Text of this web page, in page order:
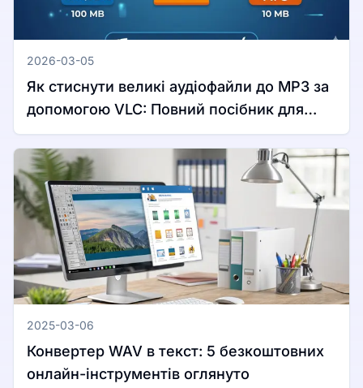
2026-03-05
Як стиснути великі аудіофайли до MP3 за
допомогою VLC: Повний посібник для
Windows та Mac
2025-03-06
Конвертер WAV в текст: 5 безкоштовних
онлайн-інструментів оглянуто